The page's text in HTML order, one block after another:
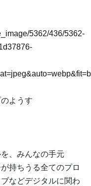
5362/436/5362-
ようす
、みんなの手元
持ちうる全てのプロ
などデジタルに関わ